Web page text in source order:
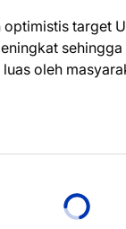
target
oleh